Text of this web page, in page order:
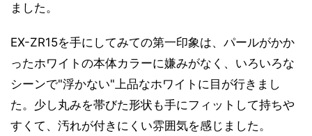
ました。
EX-ZR15を手にしてみての第一印象は、パールがかか
ったホワイトの本体カラーに嫌みがなく、いろいろな
シーンで"浮かない"上品なホワイトに目が行きまし
た。少し丸みを帯びた形状も手にフィットして持ちや
すくて、汚れが付きにくい雰囲気を感じました。